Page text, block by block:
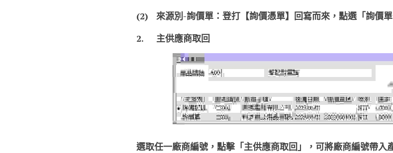
(2)	來源別-詢價單：登打【詢價憑單】回寫而來，點選「詢價
2.	主供應商取回
選取任一廠商編號，點擊「主供應商取回」，可將廠商編號帶